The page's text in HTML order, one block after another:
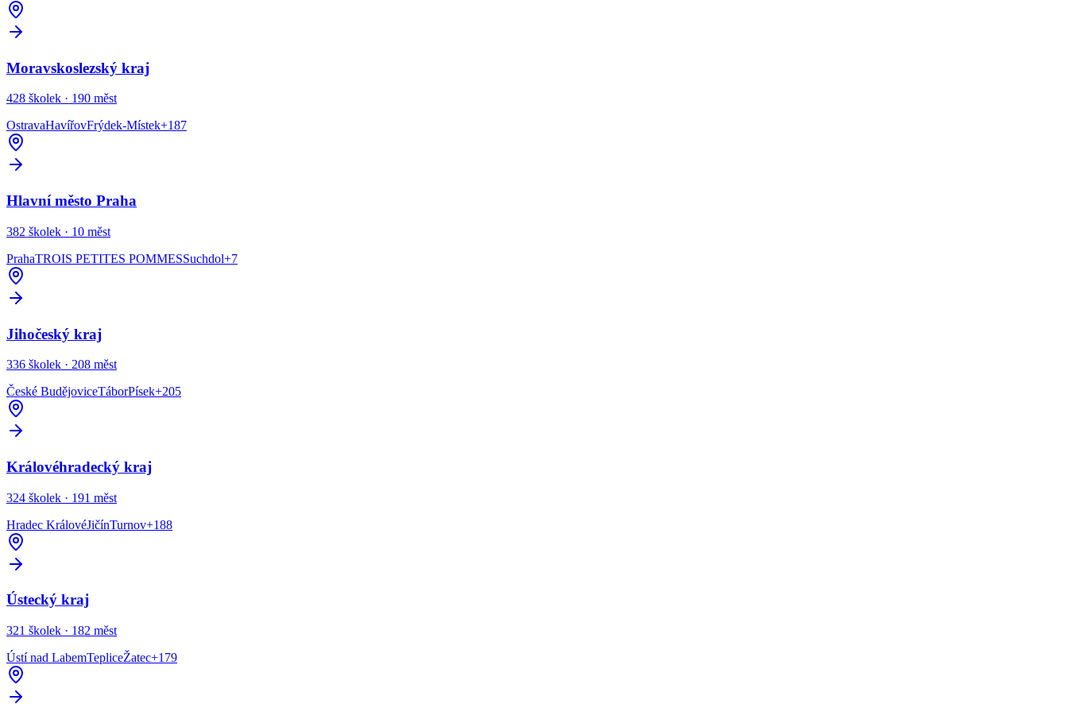
Moravskoslezský kraj
428 školek · 190 měst
OstravaHavířovFrýdek-Místek+187
Hlavní město Praha
382 školek · 10 měst
PrahaTROIS PETITES POMMESSuchdol+7
Jihočeský kraj
336 školek · 208 měst
České BudějoviceTáborPísek+205
Královéhradecký kraj
324 školek · 191 měst
Hradec KrálovéJičínTurnov+188
Ústecký kraj
321 školek · 182 měst
Ústí nad LabemTepliceŽatec+179